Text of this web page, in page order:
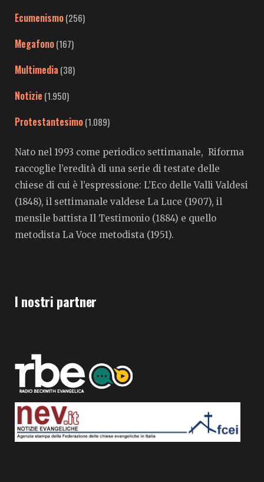
Ecumenismo(256)
Megafono(167)
Multimedia (38)
Notizie (1.950)
Protestantesimo(1.089)
Nato nel 1993 come periodico settimanale, Riforma
raccoglie l’eredità di una serie di testate delle
chiese di cui è l’espressione: L’Eco delle Valli Valdesi
(1848), il settimanale valdese La Luce (1907), il
mensile battista Il Testimonio (1884) e quello
metodista La Voce metodista (1951).
I nostri partner